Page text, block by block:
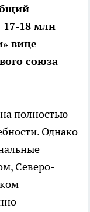
18 млн
вице-
союза
полностью
Однако
Северо-